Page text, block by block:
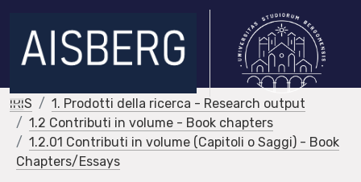
IRIS
1. Prodotti della ricerca - Research output
1.2 Contributi in volume - Book chapters
1.2.01 Contributi in volume (Capitoli o Saggi) - Book
Chapters/Essays